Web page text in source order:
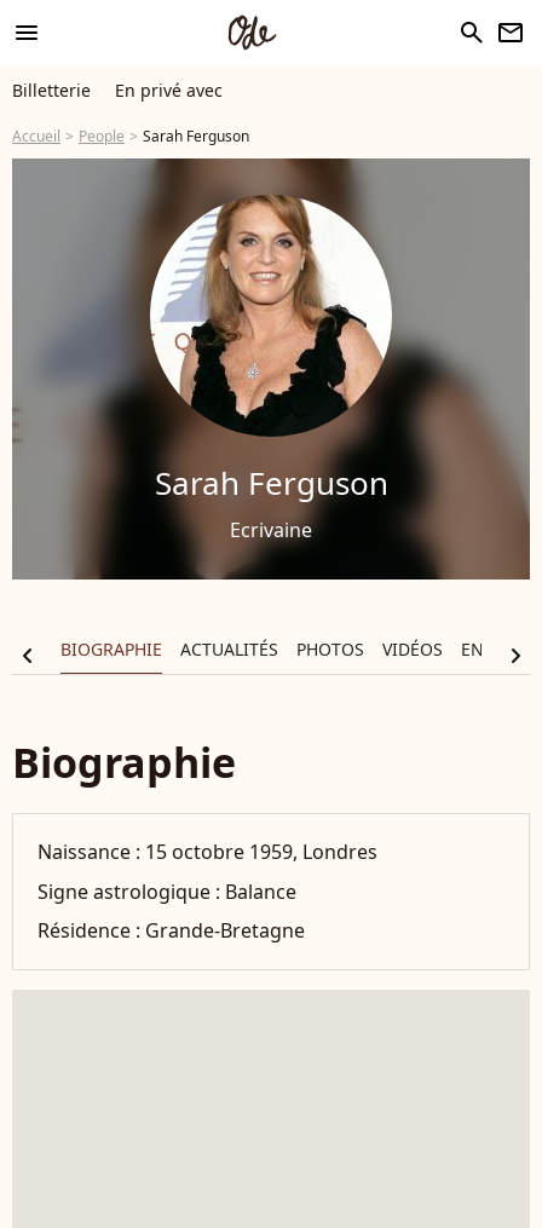
menu search newsletter
Billetterie En privé avec
Accueil People Sarah Ferguson
Sarah Ferguson
Ecrivaine
BIOGRAPHIE ACTUALITÉS PHOTOS VIDÉOS
chevron_left chevron_right
Biographie
Naissance : 15 octobre 1959, Londres
Signe astrologique : Balance
Résidence : Grande-Bretagne